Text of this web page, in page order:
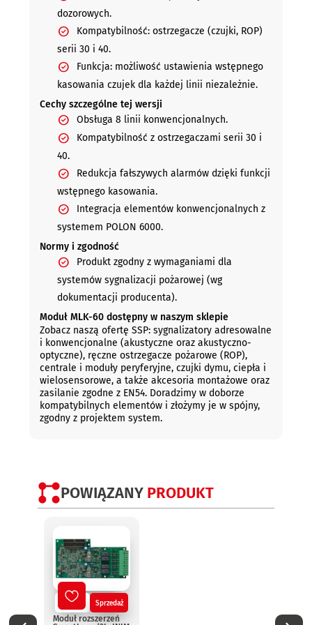
dozorowych.
Kompatybilność: ostrzegacze (czujki, ROP)
serii 30 i 40.
Funkcja: możliwość ustawienia wstępnego
kasowania czujek dla każdej linii niezależnie.
Cechy szczególne tej wersji
Obsługa 8 linii konwencjonalnych.
Kompatybilność z ostrzegaczami serii 30 i
40.
Redukcja fałszywych alarmów dzięki funkcji
wstępnego kasowania.
Integracja elementów konwencjonalnych z
systemem POLON 6000.
Normy i zgodność
Produkt zgodny z wymaganiami dla
systemów sygnalizacji pożarowej (wg
dokumentacji producenta).
Moduł MLK-60 dostępny w naszym sklepie
Zobacz naszą ofertę SSP: sygnalizatory adresowalne
i konwencjonalne (akustyczne oraz akustyczno-
optyczne), ręczne ostrzegacze pożarowe (ROP),
centrale i moduły peryferyjne, czujki dymu, ciepła i
wielosensorowe, a także akcesoria montażowe oraz
zasilanie zgodne z EN54. Doradzimy w doborze
kompatybilnych elementów i złożymy je w spójny,
zgodny z projektem system.
POWIĄZANY PRODUKT
Nowy Sprzedaż
Moduł rozszerzeń